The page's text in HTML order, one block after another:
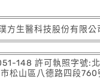
方生醫科技股份有限公
148 許可執照字號:
松山區八德路四段